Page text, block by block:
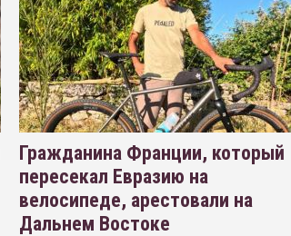
Гражданина Франции, который
пересекал Евразию на
велосипеде, арестовали на
Дальнем Востоке